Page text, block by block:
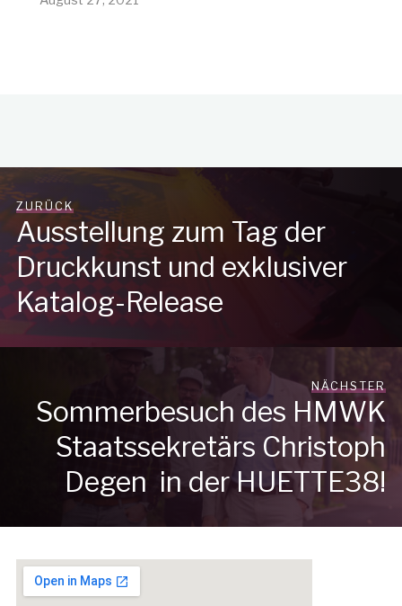
ZURÜCK
Ausstellung zum Tag der
Druckkunst und exklusiver
Katalog-Release
NÄCHSTER
Sommerbesuch des HMWK
Staatssekretärs Christoph
Degen in der HUETTE38!